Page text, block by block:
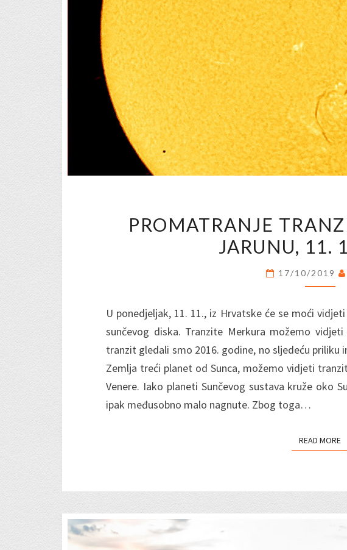
11.
PROMATRANJE
JARUNU, 11.
17/10/2019
U ponedjeljak, 11. 11., iz Hrvatske će se moći
sunčevog diska. Tranzite Merkura možemo
tranzit gledali smo 2016. godine, no sljedeću priliku
Zemlja treći planet od Sunca, možemo vidjeti
Venere. Iako planeti Sunčevog sustava kruže oko
ipak međusobno malo nagnute. Zbog toga…
READ MORE